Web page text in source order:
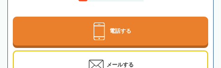
電話する
メールする